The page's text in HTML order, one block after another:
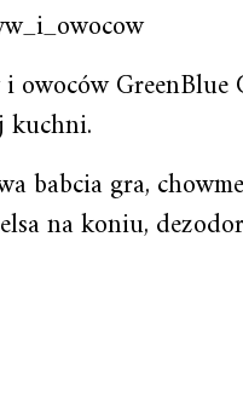
owoców GreenBlue
kuchni.
babcia gra,
na koniu,